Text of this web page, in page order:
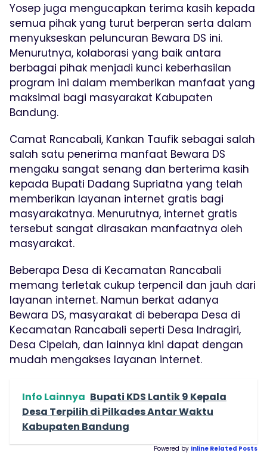
Yosep juga mengucapkan terima kasih kepada
semua pihak yang turut berperan serta dalam
menyukseskan peluncuran Bewara DS ini.
Menurutnya, kolaborasi yang baik antara
berbagai pihak menjadi kunci keberhasilan
program ini dalam memberikan manfaat yang
maksimal bagi masyarakat Kabupaten
Bandung.
Camat Rancabali, Kankan Taufik sebagai salah
salah satu penerima manfaat Bewara DS
mengaku sangat senang dan berterima kasih
kepada Bupati Dadang Supriatna yang telah
memberikan layanan internet gratis bagi
masyarakatnya. Menurutnya, internet gratis
tersebut sangat dirasakan manfaatnya oleh
masyarakat.
Beberapa Desa di Kecamatan Rancabali
memang terletak cukup terpencil dan jauh dari
layanan internet. Namun berkat adanya
Bewara DS, masyarakat di beberapa Desa di
Kecamatan Rancabali seperti Desa Indragiri,
Desa Cipelah, dan lainnya kini dapat dengan
mudah mengakses layanan internet.
Info Lainnya Bupati KDS Lantik 9 Kepala
Desa Terpilih di Pilkades Antar Waktu
Kabupaten Bandung
Powered by Inline Related Posts